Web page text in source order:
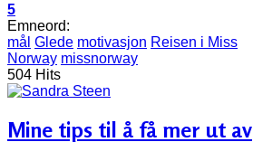
5
Emneord:
mål Glede motivasjon Reisen i Miss
Norway missnorway
504 Hits
Mine tips til å få mer ut av